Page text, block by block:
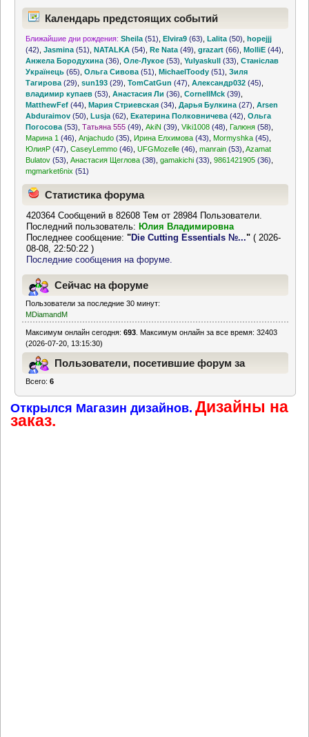
Календарь предстоящих событий
Ближайшие дни рождения: Sheila (51) ,Elvira9 (63) ,Lalita (50) ,hopejjj
(42) ,Jasmina (51) ,NATALKA (54) ,Re Nata (49) ,grazart (66) ,MolliE (44)
Анжела Бородухина (36) ,Оле-Лукое (53) ,Yulyaskull (33) ,Станіслав
Українець (65) ,Ольга Сивова (51) ,MichaelToody (51) ,Зиля
Тагирова (29) ,sun193 (29) ,TomCatGun (47) ,Александр032 (45)
владимир купаев (53) ,Анастасия Ли (36) ,CornellMck (39)
MatthewFef (44) ,Мария Стриевская (34) ,Дарья Булкина (27) ,Arsen
Abduraimov (50) ,Lusja (62) ,Екатерина Полковничева (42) ,Ольга
Погосова (53) ,Татьяна 555 (49) ,AkiN (39) ,Viki1008 (48) Галюня (58)
Марина 1 (46) ,Anjachudo (35) Ирина Елхимова (43) Mormyshka (45)
ЮлияР (47) ,CaseyLemmo (46) ,UFGMozelle (46) ,manrain (53) ,Azamat
Bulatov (53) ,Анастасия Щеглова (38) ,gamakichi (33) ,9861421905 (36)
mgmarket6nix (51)
Статистика форума
420364 Сообщений в 82608 Тем от 28984 Пользователи.
Последний пользователь: Юлия Владимировна
Последнее сообщение:"Die Cutting Essentials №..." ( 2026-
08-08, 22:50:22 )
Последние сообщения на форуме.
Сейчас на форуме
Пользователи за последние 30 минут:
MDiamandM
Максимум онлайн сегодня:693 . Максимум онлайн за все время: 32403
(2026-07-20, 13:15:30)
Пользователи, посетившие форум за
Всего:6
Открылся Магазин дизайнов. Дизайны на
заказ.